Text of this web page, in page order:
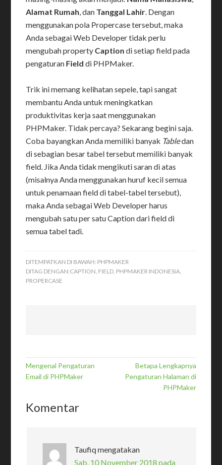
Alamat Rumah, dan Tanggal Lahir. Dengan
menggunakan pola Propercase tersebut, maka
Anda sebagai Web Developer tidak perlu
mengubah property Caption di setiap field pada
pengaturan Field di PHPMaker.
Trik ini memang kelihatan sepele, tapi sangat
membantu Anda untuk meningkatkan
produktivitas kerja saat menggunakan
PHPMaker. Tidak percaya? Sekarang begini saja.
Coba bayangkan Anda memiliki banyak Tabledan
di sebagian besar tabel tersebut memiliki banyak
field. Jika Anda tidak mengikuti saran di atas
(misalnya Anda menggunakan huruf kecil semua
untuk penamaan field di tabel-tabel tersebut),
maka Anda sebagai Web Developer harus
mengubah satu per satu Caption dari field di
semua tabel tadi.
DITEMPATKAN DI BAWAH: PHPMAKER
DITAG DENGAN:CAPTION, FIELD, PHPMAKER INDONESIA,
PROPERCASE
Mengenal Pengaturan
Email di PHPMaker
Betapa Lengkapnya
Pengaturan Halaman di
PHPMaker
Komentar
Taufiqmengatakan
Sab, 10 November 2018 pada